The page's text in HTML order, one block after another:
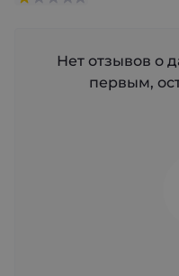
Нет отзывов о
первым,